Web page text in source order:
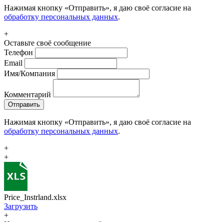
Нажимая кнопку «Отправить», я даю своё согласие на
обработку персональных данных.
+
Оставьте своё сообщение
Телефон
Email
Имя/Компания
Комментарий
Отправить
Нажимая кнопку «Отправить», я даю своё согласие на
обработку персональных данных.
+
+
Price_Instrland.xlsx
Загрузить
+